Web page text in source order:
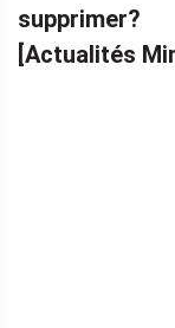
supprimer?
[Actualités